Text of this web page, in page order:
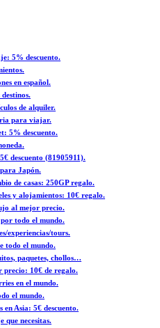
5% descuento.
en español.
de alquiler.
para viajar.
5% descuento.
descuento (81905911).
Japón.
de casas: 250GP regalo.
y alojamientos: 10€ regalo.
al mejor precio.
todo el mundo.
experiencias/tours.
todo el mundo.
paquetes, chollos…
precio: 10€ de regalo.
en el mundo.
el mundo.
Asia: 5€ descuento.
que necesitas.